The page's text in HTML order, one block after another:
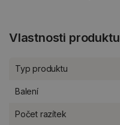
Vlastnosti produktu
Typ produktu
Balení
Počet razítek